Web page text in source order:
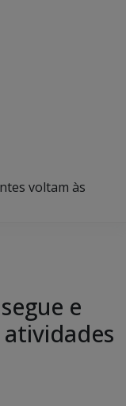
voltam às
e